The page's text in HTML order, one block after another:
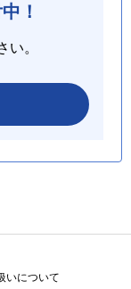
！
い。
いについて